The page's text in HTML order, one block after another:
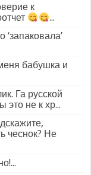
к
...
‘запаковала’
бабушка и
Га русской
это не к хр...
чеснок? Не